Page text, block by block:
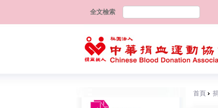
全文檢索
首頁